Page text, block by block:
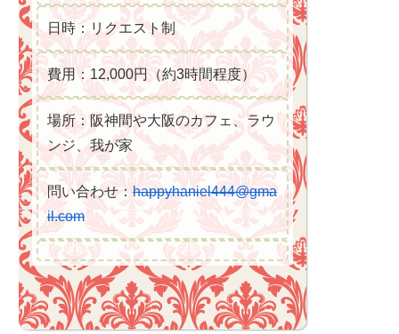
日時：リクエスト制
費用：12,000円（約3時間程度）
場所：阪神間や大阪のカフェ、ラウ
ンジ、我が家
問い合わせ： happyhaniel444@gma
il.com